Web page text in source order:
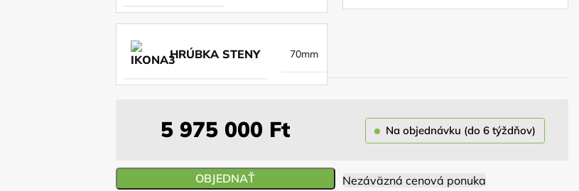
HRÚBKA STENY 70mm
5 975 000 Ft Na objednávku (do 6 týždňov)
OBJEDNAŤ Nezáväzná cenová ponuka